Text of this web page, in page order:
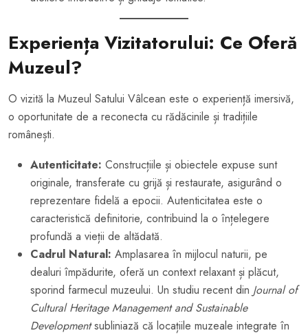
Experiența Vizitatorului: Ce Oferă
Muzeul?
O vizită la Muzeul Satului Vâlcean este o experiență imersivă,
o oportunitate de a reconecta cu rădăcinile și tradițiile
românești.
Autenticitate: Construcțiile și obiectele expuse sunt
originale, transferate cu grijă și restaurate, asigurând o
reprezentare fidelă a epocii. Autenticitatea este o
caracteristică definitorie, contribuind la o înțelegere
profundă a vieții de altădată.
Cadrul Natural: Amplasarea în mijlocul naturii, pe
dealuri împădurite, oferă un context relaxant și plăcut,
sporind farmecul muzeului. Un studiu recent din Journal of
Cultural Heritage Management and Sustainable
Developmentsubliniază că locațiile muzeale integrate în